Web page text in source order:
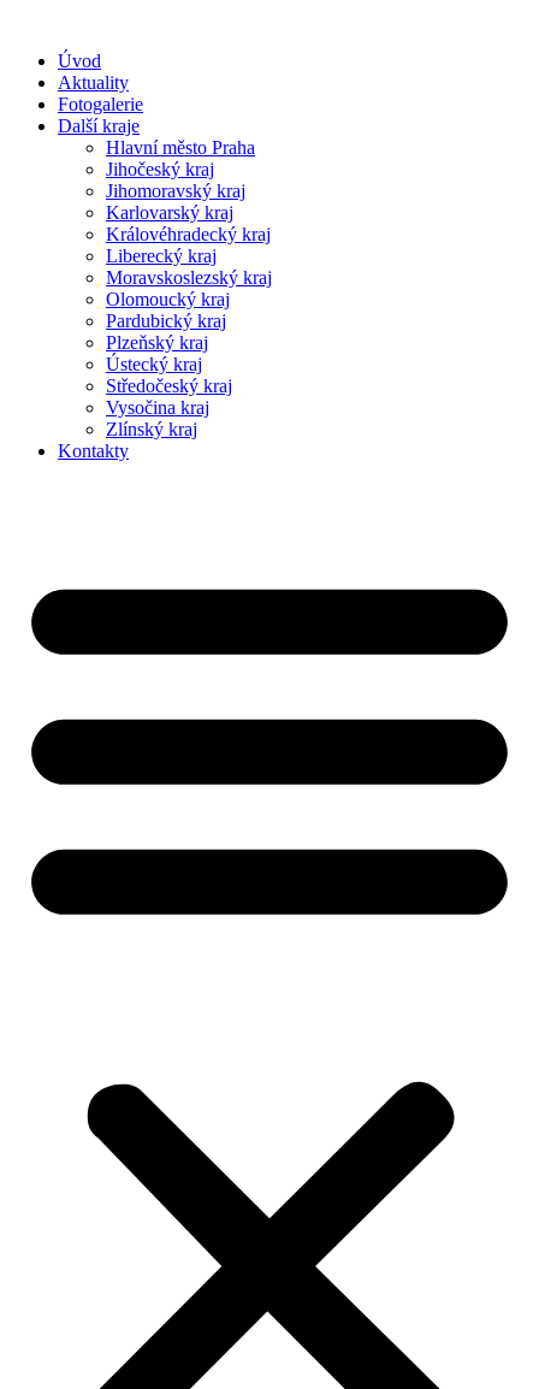
Úvod
Aktuality
Fotogalerie
Další kraje
Hlavní město Praha
Jihočeský kraj
Jihomoravský kraj
Karlovarský kraj
Královéhradecký kraj
Liberecký kraj
Moravskoslezský kraj
Olomoucký kraj
Pardubický kraj
Plzeňský kraj
Ústecký kraj
Středočeský kraj
Vysočina kraj
Zlínský kraj
Kontakty